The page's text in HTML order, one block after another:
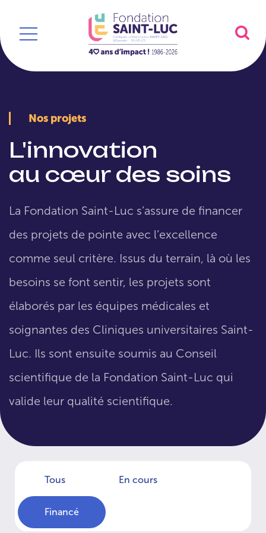
Nos projets
L'innovation
au cœur des soins
La Fondation Saint-Luc s’assure de financer
des projets de pointe avec l’excellence
comme seul critère. Issus du terrain, là où les
besoins se font sentir, les projets sont
élaborés par les équipes médicales et
soignantes des Cliniques universitaires Saint-
Luc. Ils sont ensuite soumis au Conseil
scientifique de la Fondation Saint-Luc qui
valide leur qualité scientifique.
Tous En cours
Financé